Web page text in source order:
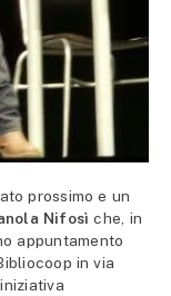
prossimo e un
Nifosì che, in
appuntamento
in via